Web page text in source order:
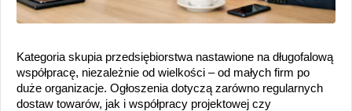
Kategoria skupia przedsiębiorstwa nastawione na długofalową
współpracę, niezależnie od wielkości – od małych firm po
duże organizacje. Ogłoszenia dotyczą zarówno regularnych
dostaw towarów, jak i współpracy projektowej czy